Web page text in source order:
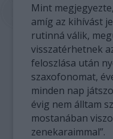
Mint
amíg az kihívást
rutinná válik,
visszatérhetnek
feloszlása után
szaxofonomat,
minden nap
évig nem álltam
mostanában
zenekaraimmal”.